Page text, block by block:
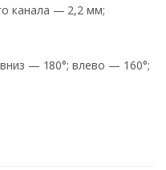
канала — 2,2 мм;
— 180°; влево — 160°;